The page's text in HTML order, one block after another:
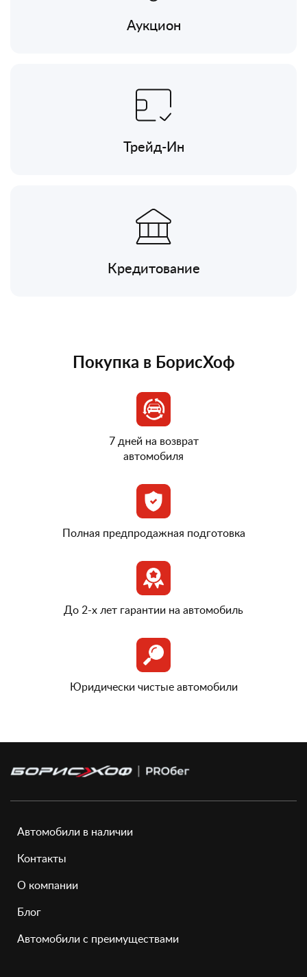
Аукцион
Трейд-Ин
Кредитование
Покупка в БорисХоф
7 дней на возврат
автомобиля
Полная предпродажная подготовка
До 2-х лет гарантии на автомобиль
Юридически чистые автомобили
Автомобили в наличии
Контакты
О компании
Блог
Автомобили с преимуществами